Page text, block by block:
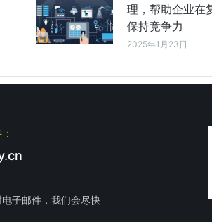
理，帮助企业在
保持竞争力
2025年1月23日
子邮件，我们会尽快